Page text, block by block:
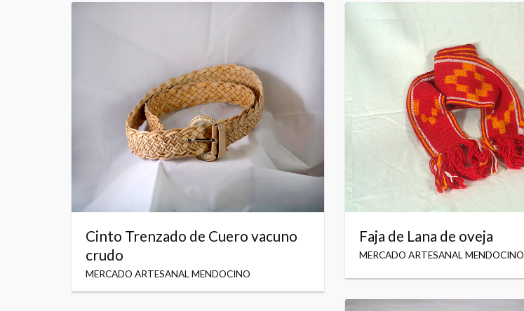
Cinto Trenzado de Cuero vacuno
crudo
MERCADO ARTESANAL MENDOCINO
Faja de Lana de oveja
MERCADO ARTESANAL MENDOCINO